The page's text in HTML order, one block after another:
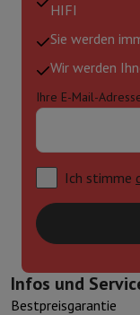
HIFI
Sie werden
Wir werden
Ihre E-Mail-
Ich stimme
Infos und
Bestpreisgarantie